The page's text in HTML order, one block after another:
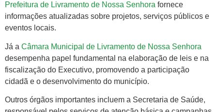
Prefeitura de Livramento de Nossa Senhora fornece
informações atualizadas sobre projetos, serviços públicos e
eventos locais.
Já a Câmara Municipal de Livramento de Nossa Senhora
desempenha papel fundamental na elaboração de leis e na
fiscalização do Executivo, promovendo a participação
cidadã e o desenvolvimento do município.
Outros órgãos importantes incluem a Secretaria de Saúde,